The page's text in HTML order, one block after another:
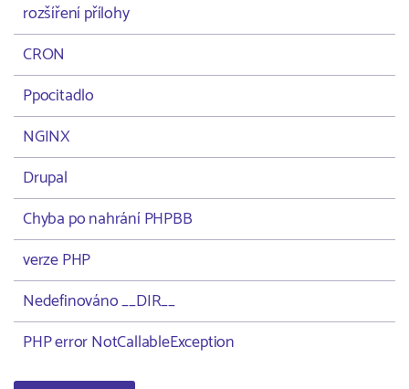
rozšíření přílohy
CRON
Ppocitadlo
NGINX
Drupal
Chyba po nahrání PHPBB
verze PHP
Nedefinováno __DIR__
PHP error NotCallableException